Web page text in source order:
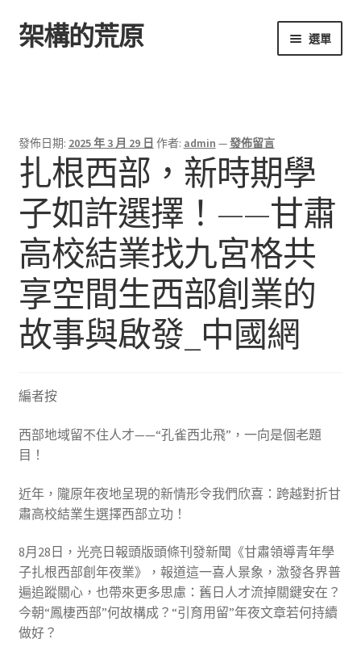
跳
至
跳
至
架構的荒原 選單
發佈日期: 2025 年 3 月 29 日 作者: admin —發佈留言
扎根西部，新時期學
子如許選擇！——甘肅
高校結業找九宮格共
享空間生西部創業的
故事與啟發_中國網
編者按
西部地域留不住人才——“孔雀西北飛”，一向是個老題
目！
近年，隴原年夜地呈現的新情形令我們欣喜：跨越對折甘
肅高校結業生選擇西部立功！
8月28日，光亮日報頭版頭條刊發新聞《甘肅領導青年學
子扎根西部創年夜業》，報道這一喜人景象，激發各界普
遍追蹤關心，也帶來更多思慮：舊日人才流掉關鍵安在？
今朝“鳳棲西部”何故構成？“引育用留”年夜文章若何持續
做好？